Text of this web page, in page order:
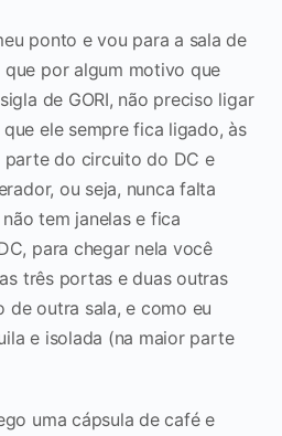
ponto e vou para a sala de
que por algum motivo que
de GORI, não preciso ligar
ele sempre fica ligado, às
parte do circuito do DC e
ou seja, nunca falta
tem janelas e fica
para chegar nela você
três portas e duas outras
de outra sala, e como eu
e isolada (na maior parte
uma cápsula de café e